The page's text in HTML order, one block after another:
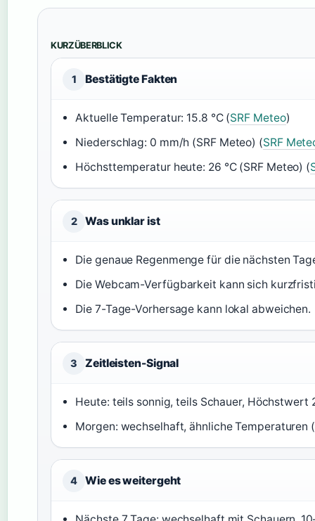
KURZÜBERBLICK
1 Bestätigte Fakten
Aktuelle Temperatur: 15.8 °C (SRF Meteo)
Niederschlag: 0 mm/h (SRF Meteo) (SRF
Höchsttemperatur heute: 26 °C (SRF Meteo) (
2 Was unklar ist
Die genaue Regenmenge für die nächsten
Die Webcam-Verfügbarkeit kann sich
Die 7-Tage-Vorhersage kann lokal abweichen.
3 Zeitleisten-Signal
Heute: teils sonnig, teils Schauer, Höchstwert
Morgen: wechselhaft, ähnliche Temperaturen (
4 Wie es weitergeht